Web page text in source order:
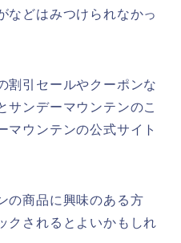
などはみつけられなかっ
割引セールやクーポンな
サンデーマウンテンのこ
マウンテンの公式サイト
の商品に興味のある方
クされるとよいかもしれ